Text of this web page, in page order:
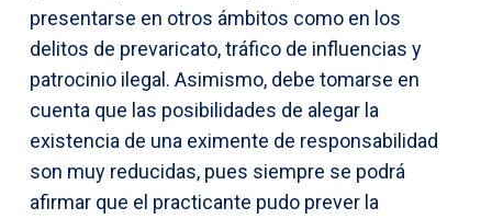
presentarse en otros ámbitos como en los
delitos de prevaricato, tráfico de influencias y
patrocinio ilegal. Asimismo, debe tomarse en
cuenta que las posibilidades de alegar la
existencia de una eximente de responsabilidad
son muy reducidas, pues siempre se podrá
afirmar que el practicante pudo prever la